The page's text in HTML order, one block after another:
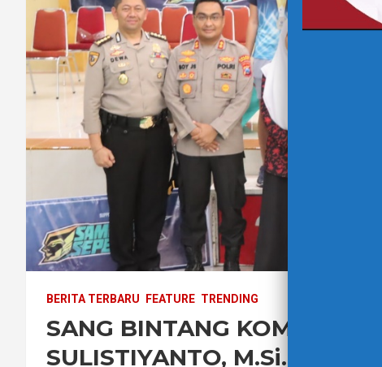
BERITA TERBARU FEATURE TRENDING
SANG BINTANG KOMJEN.
SULISTIYANTO, M.Si.